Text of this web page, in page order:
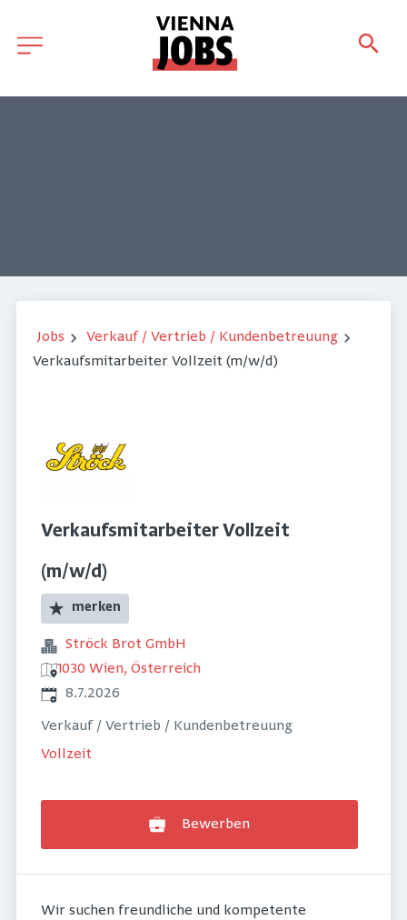
Jobs
Verkauf / Vertrieb / Kundenbetreuung
Verkaufsmitarbeiter Vollzeit (m/w/d)
Verkaufsmitarbeiter Vollzeit
(m/w/d)
merken
Ströck Brot GmbH
1030 Wien, Österreich
Veröffentlicht
8.7.2026
Verkauf / Vertrieb / Kundenbetreuung
Vollzeit
Bewerben
Wir suchen freundliche und kompetente